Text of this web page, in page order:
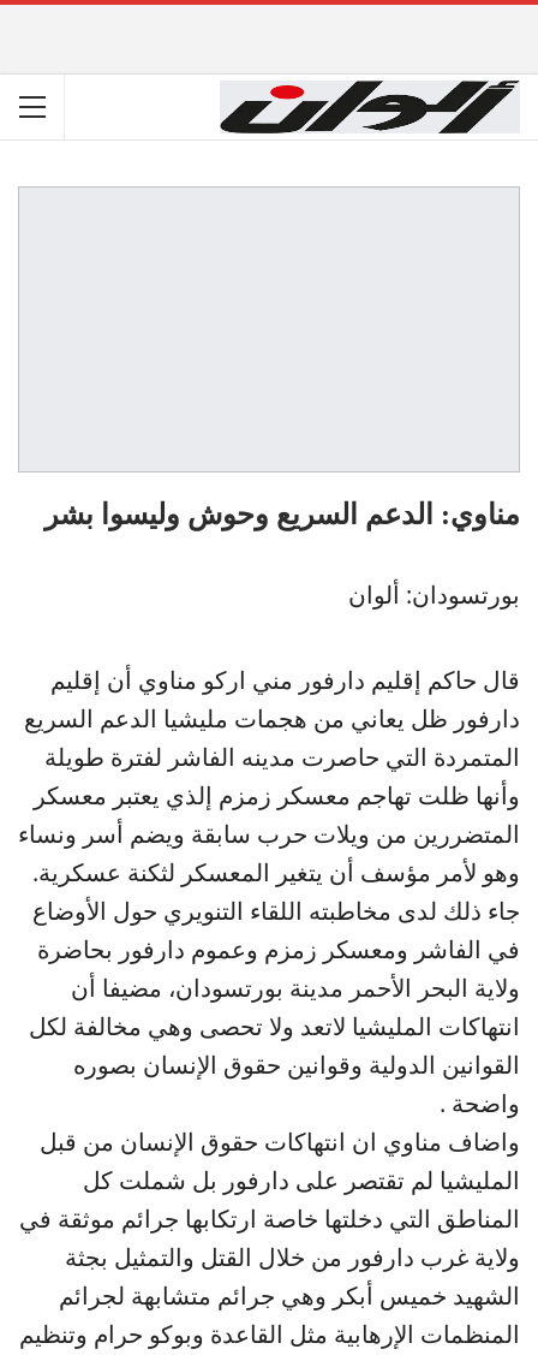
مناوي: الدعم السريع وحوش وليسوا بشر
بورتسودان: ألوان
قال حاكم إقليم دارفور مني اركو مناوي أن إقليم
دارفور ظل يعاني من هجمات مليشيا الدعم السريع
المتمردة التي حاصرت مدينه الفاشر لفترة طويلة
وأنها ظلت تهاجم معسكر زمزم إلذي يعتبر معسكر
المتضررين من ويلات حرب سابقة ويضم أسر ونساء
وهو لأمر مؤسف أن يتغير المعسكر لثكنة عسكرية.
جاء ذلك لدى مخاطبته اللقاء التنويري حول الأوضاع
في الفاشر ومعسكر زمزم وعموم دارفور بحاضرة
ولاية البحر الأحمر مدينة بورتسودان، مضيفا أن
انتهاكات المليشيا لاتعد ولا تحصى وهي مخالفة لكل
القوانين الدولية وقوانين حقوق الإنسان بصوره
واضحة .
واضاف مناوي ان انتهاكات حقوق الإنسان من قبل
المليشيا لم تقتصر على دارفور بل شملت كل
المناطق التي دخلتها خاصة ارتكابها جرائم موثقة في
ولاية غرب دارفور من خلال القتل والتمثيل بجثة
الشهيد خميس أبكر وهي جرائم متشابهة لجرائم
المنظمات الإرهابية مثل القاعدة وبوكو حرام وتنظيم